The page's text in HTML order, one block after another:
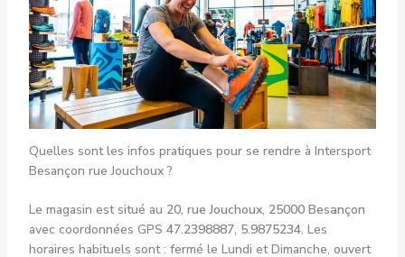
Quelles sont les infos pratiques pour se rendre à Intersport
Besançon rue Jouchoux ?
Le magasin est situé au 20, rue Jouchoux, 25000 Besançon
avec coordonnées GPS 47.2398887, 5.9875234. Les
horaires habituels sont : fermé le Lundi et Dimanche, ouvert